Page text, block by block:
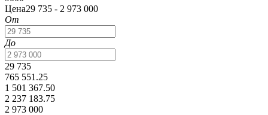
Цена29 735 - 2 973 000
От
До
29 735
765 551.25
1 501 367.50
2 237 183.75
2 973 000